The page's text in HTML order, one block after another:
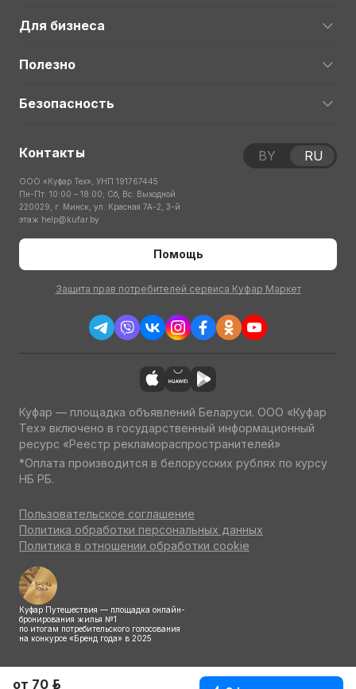
от 70 р.
Для бизнеса
Полезно
Безопасность
Контакты
ООО «Куфар Тех», УНП 191767445
Пн-Пт: 10:00 – 18:00; Сб, Вс: Выходной
220029, г. Минск, ул. Красная 7А-2, 3-й
этаж help@kufar.by
Помощь
Защита прав потребителей сервиса Куфар Маркет
BY RU
Куфар — площадка объявлений Беларуси. ООО «Куфар
Тех» включено в государственный информационный
ресурс «Реестр рекламораспространителей»
*Оплата производится в белорусских рублях по курсу
НБ РБ.
Пользовательское соглашение
Политика обработки персональных данных
Политика в отношении обработки cookie
Куфар Путешествия — площадка онлайн-
бронирования жилья №1
по итогам потребительского голосования
на конкурсе «Бренд года» в 2025